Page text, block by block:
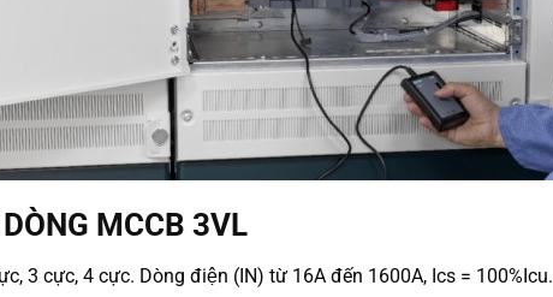
MCCB 3VL
3 cực, 4 cực. Dòng điện (IN) từ 16A đến 1600A, Ics = 100%Icu.